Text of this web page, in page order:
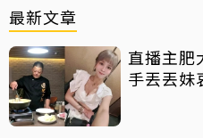
最新文章
直播主肥
手丟丟妹